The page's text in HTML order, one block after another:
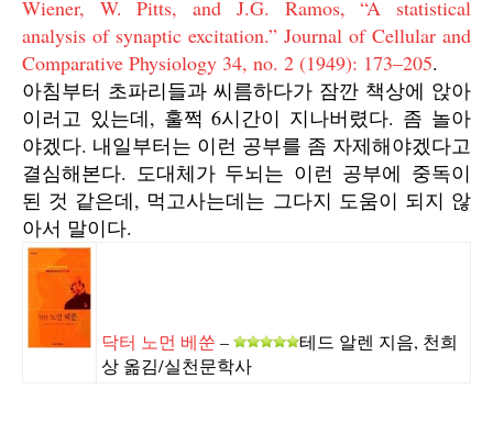
Wiener, W. Pitts, and J.G. Ramos, “A statistical
analysis of synaptic excitation.” Journal of Cellular and
Comparative Physiology 34, no. 2 (1949): 173–205.
아침부터 초파리들과 씨름하다가 잠깐 책상에 앉아
이러고 있는데, 훌쩍 6시간이 지나버렸다. 좀 놀아
야겠다. 내일부터는 이런 공부를 좀 자제해야겠다고
결심해본다. 도대체가 두뇌는 이런 공부에 중독이
된 것 같은데, 먹고사는데는 그다지 도움이 되지 않
아서 말이다.
닥터 노먼 베쑨 –
테드 알렌 지음, 천희
상 옮김/실천문학사